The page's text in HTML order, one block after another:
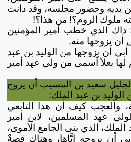
يديه وحضور مجلسه، وقد دانت
ملوك الروم؟! من هذا؟!
الذي خطب أمير المؤمنين
أن يزوجها منه.
أن يزوجها من الوليد بن عبد
لها بعلاً أسمى من ولي عهد أمير
الجليل سعيد بن المسيب أن يزوج
الوليد بن عبد الملك:
كيف أن هذا التابعي
عهد المسلمين، لابن أمير
الملك، الذي بنى الجامع الأموي،
أن يزوجه إيَّاها، وهناك قصةٌ